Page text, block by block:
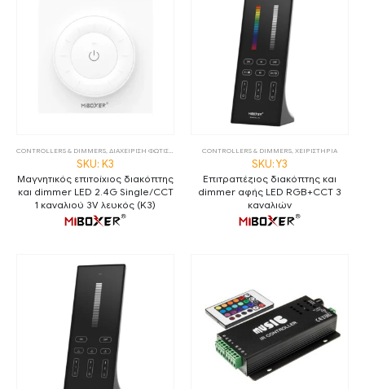
CONTROLLERS & DIMMERS ΔΙΑΧΕΙΡΙΣΗ ΦΩΤΙΣΜΟΥ ΧΕΙΡΙΣΤΗΡΙΑ
SKU: K3
Μαγνητικός επιτοίχιος διακόπτης
και dimmer LED 2.4G Single/CCT
1 καναλιού 3V λευκός (K3)
CONTROLLERS & DIMMERS ΧΕΙΡΙΣΤΗΡΙΑ
SKU: Y3
Επιτραπέζιος διακόπτης και
dimmer αφής LED RGB+CCT 3
καναλιών